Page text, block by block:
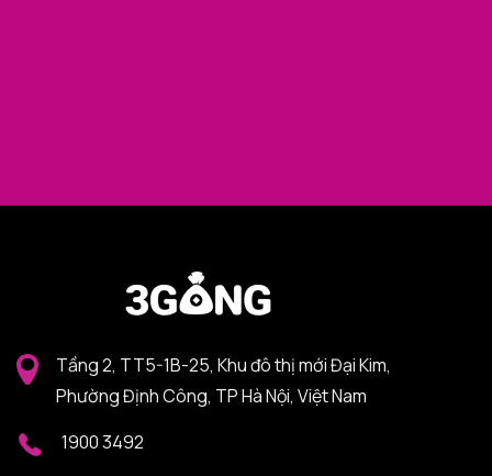
Tầng 2, TT5-1B-25, Khu đô thị mới Đại Kim,
Phường Định Công, TP Hà Nội, Việt Nam
1900 3492